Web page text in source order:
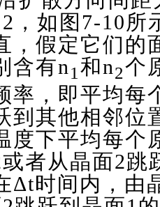
，如图7-10所
，假定它们的
含有n1 和n2个
率，即平均每
到其他相邻位
度下平均每个
者从晶面2跳
Δt时间内，由